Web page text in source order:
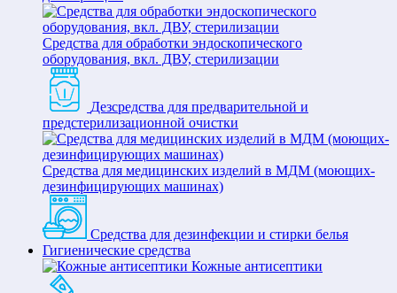
Средства для обработки эндоскопического
оборудования, вкл. ДВУ, стерилизации
Дезсредства для предварительной и
предстерилизационной очистки
Средства для медицинских изделий в МДМ (моющих-
дезинфицирующих машинах)
Средства для дезинфекции и стирки белья
Гигиенические средства
Кожные антисептики